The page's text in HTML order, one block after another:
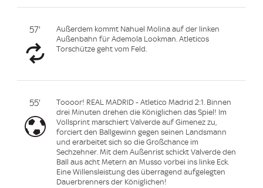
57'
Außerdem kommt Nahuel Molina auf der linken
Außenbahn für Ademola Lookman. Atleticos
Torschütze geht vom Feld.
55'
Toooor! REAL MADRID - Atletico Madrid 2:1. Binnen
drei Minuten drehen die Königlichen das Spiel! Im
Vollsprint marschiert Valverde auf Gimenez zu,
forciert den Ballgewinn gegen seinen Landsmann
und erarbeitet sich so die Großchance im
Sechzehner. Mit dem Außenrist schickt Valverde den
Ball aus acht Metern an Musso vorbei ins linke Eck.
Eine Willensleistung des überragend aufgelegten
Dauerbrenners der Königlichen!